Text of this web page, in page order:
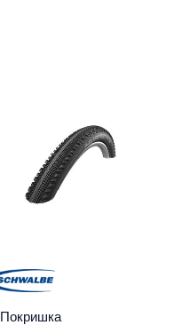
Покришка